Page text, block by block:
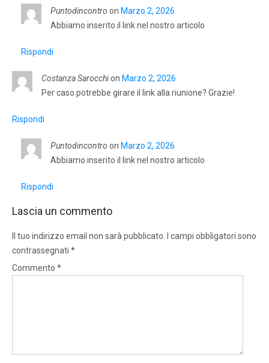
Puntodincontro on Marzo 2, 2026
Abbiamo inserito il link nel nostro articolo
Rispondi
Costanza Sarocchion Marzo 2, 2026
Per caso potrebbe girare il link alla riunione? Grazie!
Rispondi
Puntodincontro on Marzo 2, 2026
Abbiamo inserito il link nel nostro articolo
Rispondi
Lascia un commento
Il tuo indirizzo email non sarà pubblicato.
I campi obbligatori sono
contrassegnati *
Commento *